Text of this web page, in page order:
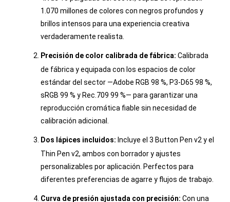
1.070 millones de colores con negros profundos y
brillos intensos para una experiencia creativa
verdaderamente realista.
Precisión de color calibrada de fábrica: Calibrada
de fábrica y equipada con los espacios de color
estándar del sector —Adobe RGB 98 %, P3-D65 98 %,
sRGB 99 % y Rec.709 99 %— para garantizar una
reproducción cromática fiable sin necesidad de
calibración adicional.
Dos lápices incluidos: Incluye el 3 Button Pen v2 y el
Thin Pen v2, ambos con borrador y ajustes
personalizables por aplicación. Perfectos para
diferentes preferencias de agarre y flujos de trabajo.
Curva de presión ajustada con precisión: Con una